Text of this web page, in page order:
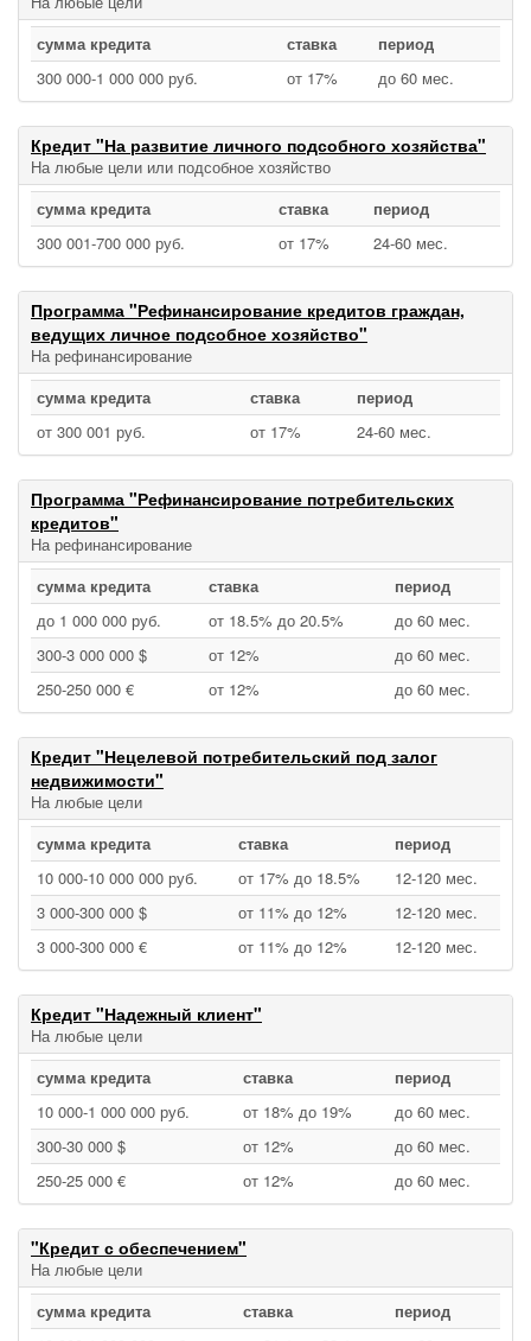
сумма кредита
ставка
период
300 000‑1 000 000 руб.
от 17% до 60 мес.
Кредит "На развитие личного подсобного хозяйства"
На любые цели или подсобное хозяйство
сумма кредита
ставка
период
300 001‑700 000 руб.
от 17% 24‑60 мес.
Программа "Рефинансирование кредитов граждан,
ведущих личное подсобное хозяйство"
На рефинансирование
сумма кредита
ставка
период
от 300 001 руб.
от 17% 24‑60 мес.
Программа "Рефинансирование потребительских
кредитов"
На рефинансирование
сумма кредита
ставка
период
до 1 000 000 руб.
от 18.5% до 20.5%
до 60 мес.
300‑3 000 000 $
от 12%
до 60 мес.
250‑250 000 €
от 12% до 60 мес.
Кредит "Нецелевой потребительский под залог
недвижимости"
На любые цели
сумма кредита
ставка
период
10 000‑10 000 000 руб.
от 17% до 18.5%
12‑120 мес.
3 000‑300 000 $
от 11% до 12%
12‑120 мес.
3 000‑300 000 €
от 11% до 12% 12‑120 мес.
Кредит "Надежный клиент"
На любые цели
сумма кредита
ставка
период
10 000‑1 000 000 руб.
от 18% до 19%
до 60 мес.
300‑30 000 $
от 12%
до 60 мес.
250‑25 000 €
от 12% до 60 мес.
"Кредит с обеспечением"
На любые цели
сумма кредита
ставка
период